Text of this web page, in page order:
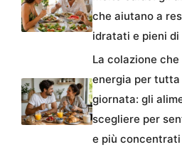
che aiutano a
idratati e pieni di
La colazione che
energia per tutta
giornata: gli
scegliere per
e più concentrati